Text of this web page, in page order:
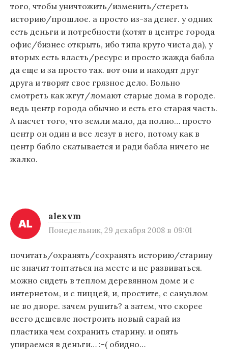
того, чтобы уничтожить/изменить/стереть
историю/прошлое. а просто из-за денег. у одних
есть деньги и потребности (хотят в центре города
офис/бизнес открыть, ибо типа круто чиста да), у
вторых есть власть/ресурс и просто жажда бабла
да еще и за просто так. вот они и находят друг
друга и творят свое грязное дело. Больно
смотреть как жгут/ломают старые дома в городе.
ведь центр города обычно и есть его старая часть.
А насчет того, что земли мало, да полно… просто
центр он один и все лезут в него, потому как в
центр бабло скатывается и ради бабла ничего не
жалко.
alexvm
Понедельник, 29 декабря 2008 в 09:01
почитать/охранять/сохранять историю/старину
не значит топтаться на месте и не развиваться.
можно сидеть в теплом деревянном доме и с
интернетом, и с пиццей, и, простите, с санузлом
не во дворе. зачем рушить? а затем, что скорее
всего дешевле построить новый сарай из
пластика чем сохранить старину. и опять
упираемся в деньги… :-( обидно…